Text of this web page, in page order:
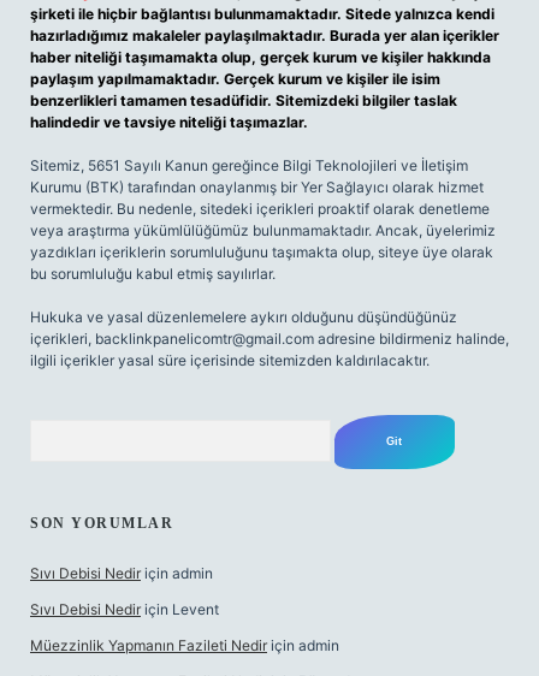
şirketi ile hiçbir bağlantısı bulunmamaktadır. Sitede yalnızca kendi
hazırladığımız makaleler paylaşılmaktadır. Burada yer alan içerikler
haber niteliği taşımamakta olup, gerçek kurum ve kişiler hakkında
paylaşım yapılmamaktadır. Gerçek kurum ve kişiler ile isim
benzerlikleri tamamen tesadüfidir. Sitemizdeki bilgiler taslak
halindedir ve tavsiye niteliği taşımazlar.
Sitemiz, 5651 Sayılı Kanun gereğince Bilgi Teknolojileri ve İletişim
Kurumu (BTK) tarafından onaylanmış bir Yer Sağlayıcı olarak hizmet
vermektedir. Bu nedenle, sitedeki içerikleri proaktif olarak denetleme
veya araştırma yükümlülüğümüz bulunmamaktadır. Ancak, üyelerimiz
yazdıkları içeriklerin sorumluluğunu taşımakta olup, siteye üye olarak
bu sorumluluğu kabul etmiş sayılırlar.
Hukuka ve yasal düzenlemelere aykırı olduğunu düşündüğünüz
içerikleri, backlinkpanelicomtr@gmail.com adresine bildirmeniz halinde,
ilgili içerikler yasal süre içerisinde sitemizden kaldırılacaktır.
SON YORUMLAR
Sıvı Debisi Nedir için admin
Sıvı Debisi Nedir için Levent
Müezzinlik Yapmanın Fazileti Nedir için admin